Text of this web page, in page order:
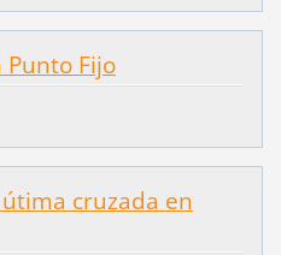
Punto Fijo
cruzada en